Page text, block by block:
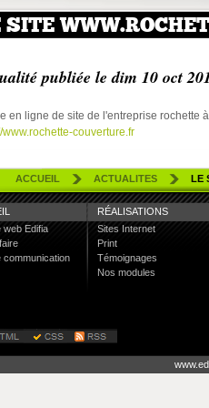
SITE
publiée ledim 10 oct
en ligne de site de l'entreprise rochette
www.rochette-couverture.fr
ACCUEIL ACTUALITES LE
web Edifia
communication
RÉALISATIONS
Sites Internet
Print
Témoignages
Nos modules